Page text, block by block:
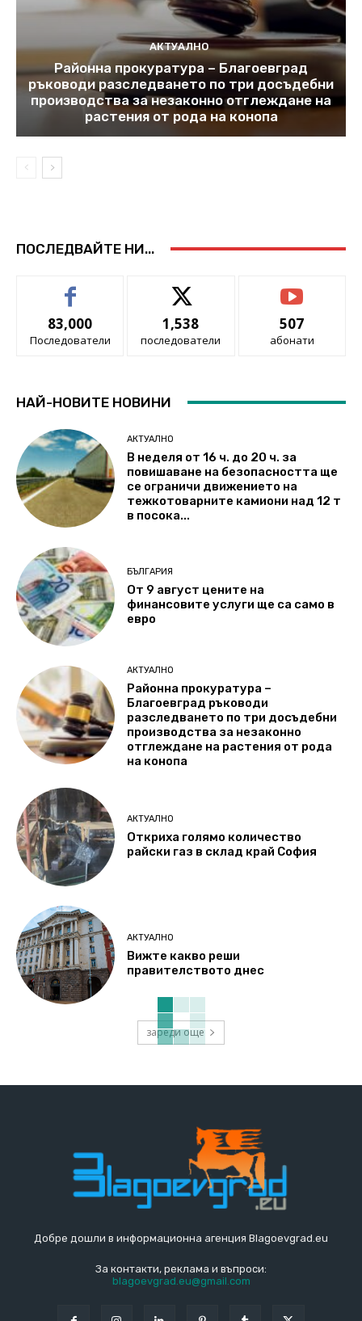
АКТУАЛНО
Районна прокуратура – Благоевград
ръководи разследването по три досъдебни
производства за незаконно отглеждане на
растения от рода на конопа
ПОСЛЕДВАЙТЕ НИ...
83,000
Последователи
1,538
последователи
507
абонати
НАЙ-НОВИТЕ НОВИНИ
АКТУАЛНО
В неделя от 16 ч. до 20 ч. за
повишаване на безопасността ще
се ограничи движението на
тежкотоварните камиони над 12 т
в посока...
БЪЛГАРИЯ
От 9 август цените на
финансовите услуги ще са само в
евро
АКТУАЛНО
Районна прокуратура –
Благоевград ръководи
разследването по три досъдебни
производства за незаконно
отглеждане на растения от рода
на конопа
АКТУАЛНО
Откриха голямо количество
райски газ в склад край София
АКТУАЛНО
Вижте какво реши
правителството днес
зареди още
Добре дошли в информационна агенция Blagoevgrad.eu
За контакти, реклама и въпроси:
blagoevgrad.eu@gmail.com